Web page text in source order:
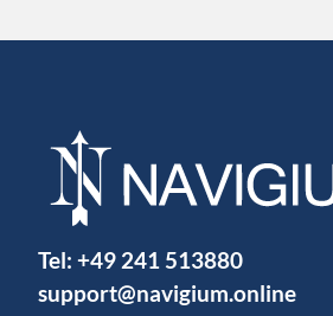
Tel: +49 241 513880
support@navigium.online